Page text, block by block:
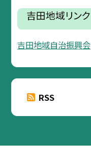
吉田地域リンク
吉田地域自治振興会
RSS